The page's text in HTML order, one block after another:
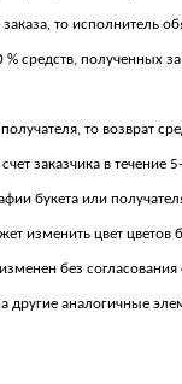
то исполнитель
средств, полученных за
то возврат
заказчика в течение
букета или
цвет цветов
без
другие аналогичные